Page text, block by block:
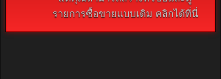
รายการซื้อขายแบบเดิม คลิกได้ที่นี่